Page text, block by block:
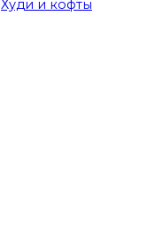
Худи и кофты